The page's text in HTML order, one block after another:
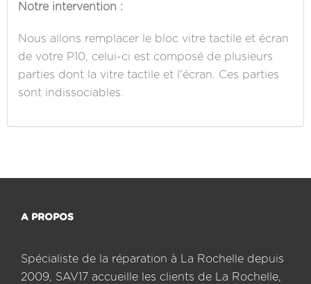
Notre intervention :
Nous allons remplacer le bloc vitre tactile et écran
de votre P10, celui-ci est composé de plusieurs
parties dont la vitre tactile et l'écran. Ces parties
sont indissociables.
A PROPOS
Spécialiste de la réparation à La Rochelle depuis
2009, SAV17 accueille les clients de La Rochelle,